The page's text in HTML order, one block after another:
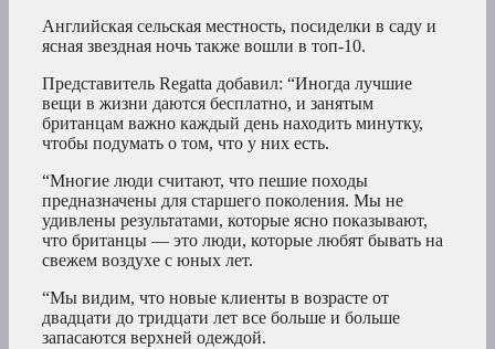
Английская сельская местность, посиделки в саду и
ясная звездная ночь также вошли в топ-10.
Представитель Regatta добавил: “Иногда лучшие
вещи в жизни даются бесплатно, и занятым
британцам важно каждый день находить минутку,
чтобы подумать о том, что у них есть.
“Многие люди считают, что пешие походы
предназначены для старшего поколения. Мы не
удивлены результатами, которые ясно показывают,
что британцы — это люди, которые любят бывать на
свежем воздухе с юных лет.
“Мы видим, что новые клиенты в возрасте от
двадцати до тридцати лет все больше и больше
запасаются верхней одеждой.